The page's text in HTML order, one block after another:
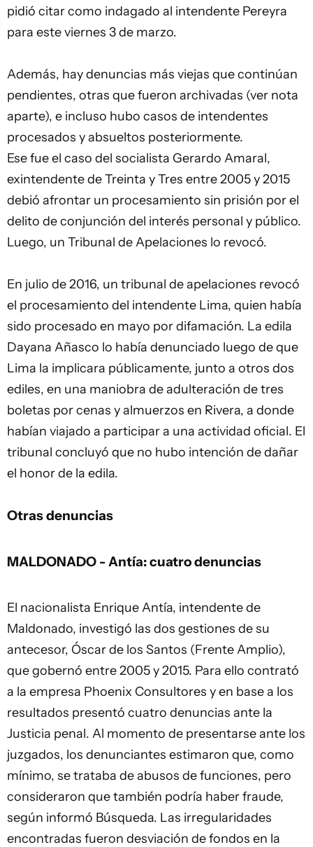
pidió citar como indagado al intendente Pereyra
para este viernes 3 de marzo.
Además, hay denuncias más viejas que continúan
pendientes, otras que fueron archivadas (ver nota
aparte), e incluso hubo casos de intendentes
procesados y absueltos posteriormente.
Ese fue el caso del socialista Gerardo Amaral,
exintendente de Treinta y Tres entre 2005 y 2015
debió afrontar un procesamiento sin prisión por el
delito de conjunción del interés personal y público.
Luego, un Tribunal de Apelaciones lo revocó.
En julio de 2016, un tribunal de apelaciones revocó
el procesamiento del intendente Lima, quien había
sido procesado en mayo por difamación. La edila
Dayana Añasco lo había denunciado luego de que
Lima la implicara públicamente, junto a otros dos
ediles, en una maniobra de adulteración de tres
boletas por cenas y almuerzos en Rivera, a donde
habían viajado a participar a una actividad oficial. El
tribunal concluyó que no hubo intención de dañar
el honor de la edila.
Otras denuncias
MALDONADO - Antía: cuatro denuncias
El nacionalista Enrique Antía, intendente de
Maldonado, investigó las dos gestiones de su
antecesor, Óscar de los Santos (Frente Amplio),
que gobernó entre 2005 y 2015. Para ello contrató
a la empresa Phoenix Consultores y en base a los
resultados presentó cuatro denuncias ante la
Justicia penal. Al momento de presentarse ante los
juzgados, los denunciantes estimaron que, como
mínimo, se trataba de abusos de funciones, pero
consideraron que también podría haber fraude,
según informó Búsqueda. Las irregularidades
encontradas fueron desviación de fondos en la